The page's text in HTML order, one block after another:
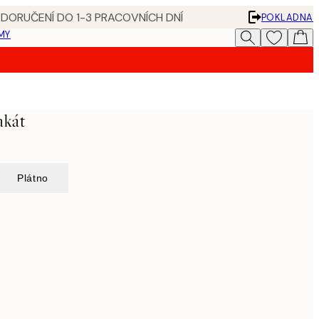
DO 1-3 PRACOVNÍCH DNÍ
POKLADNA
Plátno